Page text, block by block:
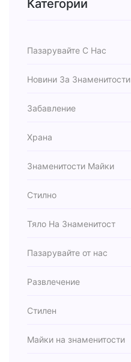
Категории
Пазарувайте С Нас
Новини За Знаменитости
Забавление
Храна
Знаменитости Майки
Стилно
Тяло На Знаменитост
Пазарувайте от нас
Развлечение
Стилен
Майки на знаменитости